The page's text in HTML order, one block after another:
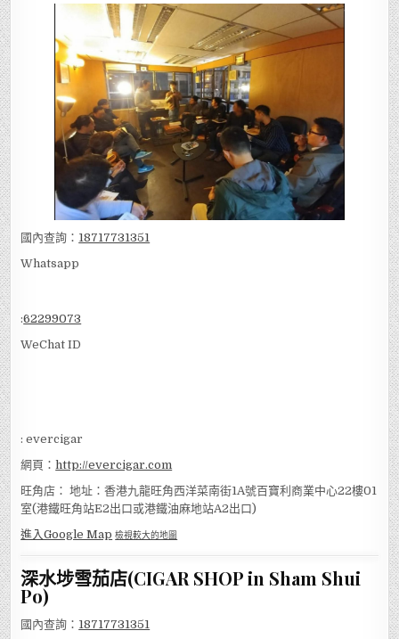
國內查詢： 18717731351
Whatsapp
:62299073
WeChat ID
: evercigar
網頁：http://evercigar.com
旺角店： 地址：香港九龍旺角西洋菜南街1A號百寶利商業中心22樓01
室(港鐵旺角站E2出口或港鐵油麻地站A2出口)
進入Google Map 檢視較大的地圖
深水埗雪茄店(CIGAR SHOP in Sham Shui
Po)
國內查詢： 18717731351